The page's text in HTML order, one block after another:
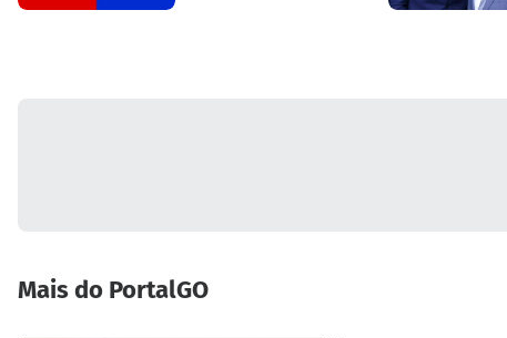
Mais do PortalGO